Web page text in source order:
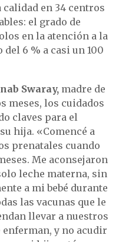
en 34 centros
el grado de
en la atención a la
6 % a casi un 100
Swaray, madre de
meses, los cuidados
claves para el
hija. «Comencé a
prenatales cuando
Me aconsejaron
leche materna, sin
a mi bebé durante
las vacunas que le
llevar a nuestros
y no acudir